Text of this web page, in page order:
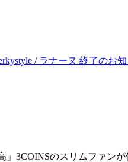
/ ラナーヌ 終了のお
」3COINSのスリムファン